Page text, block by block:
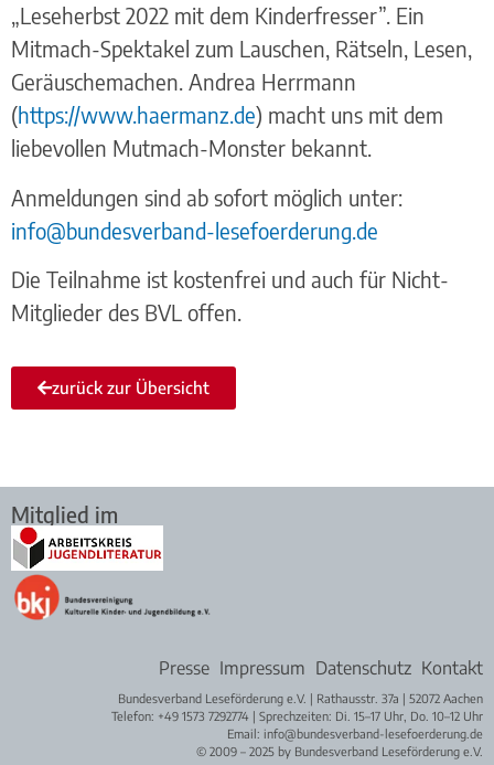
„Leseherbst 2022 mit dem Kinderfresser”. Ein
Mitmach-Spektakel zum Lauschen, Rätseln, Lesen,
Geräuschemachen. Andrea Herrmann
(https://www.haermanz.de) macht uns mit dem
liebevollen Mutmach-Monster bekannt.
Anmeldungen sind ab sofort möglich unter:
info@bundesverband-lesefoerderung.de
Die Teilnahme ist kostenfrei und auch für Nicht-
Mitglieder des BVL offen.
zurück zur Übersicht
Mitglied im
Presse Impressum Datenschutz Kontakt
Bundesverband Leseförderung e.V. | Rathausstr. 37a | 52072 Aachen
Telefon: +49 1573 7292774 | Sprechzeiten: Di. 15–17 Uhr, Do. 10–12 Uhr
Email: info@bundesverband-lesefoerderung.de
© 2009 – 2025 by Bundesverband Leseförderung e.V.